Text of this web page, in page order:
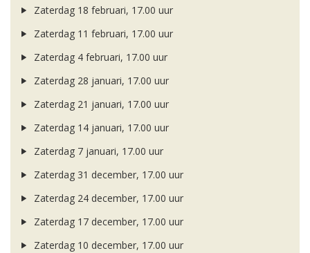
Zaterdag 18 februari, 17.00 uur
Zaterdag 11 februari, 17.00 uur
Zaterdag 4 februari, 17.00 uur
Zaterdag 28 januari, 17.00 uur
Zaterdag 21 januari, 17.00 uur
Zaterdag 14 januari, 17.00 uur
Zaterdag 7 januari, 17.00 uur
Zaterdag 31 december, 17.00 uur
Zaterdag 24 december, 17.00 uur
Zaterdag 17 december, 17.00 uur
Zaterdag 10 december, 17.00 uur